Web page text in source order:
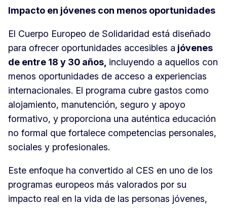
Impacto en jóvenes con menos oportunidades
El Cuerpo Europeo de Solidaridad está diseñado
para ofrecer oportunidades accesibles a jóvenes
de entre 18 y 30 años, incluyendo a aquellos con
menos oportunidades de acceso a experiencias
internacionales. El programa cubre gastos como
alojamiento, manutención, seguro y apoyo
formativo, y proporciona una auténtica educación
no formal que fortalece competencias personales,
sociales y profesionales.
Este enfoque ha convertido al CES en uno de los
programas europeos más valorados por su
impacto real en la vida de las personas jóvenes,